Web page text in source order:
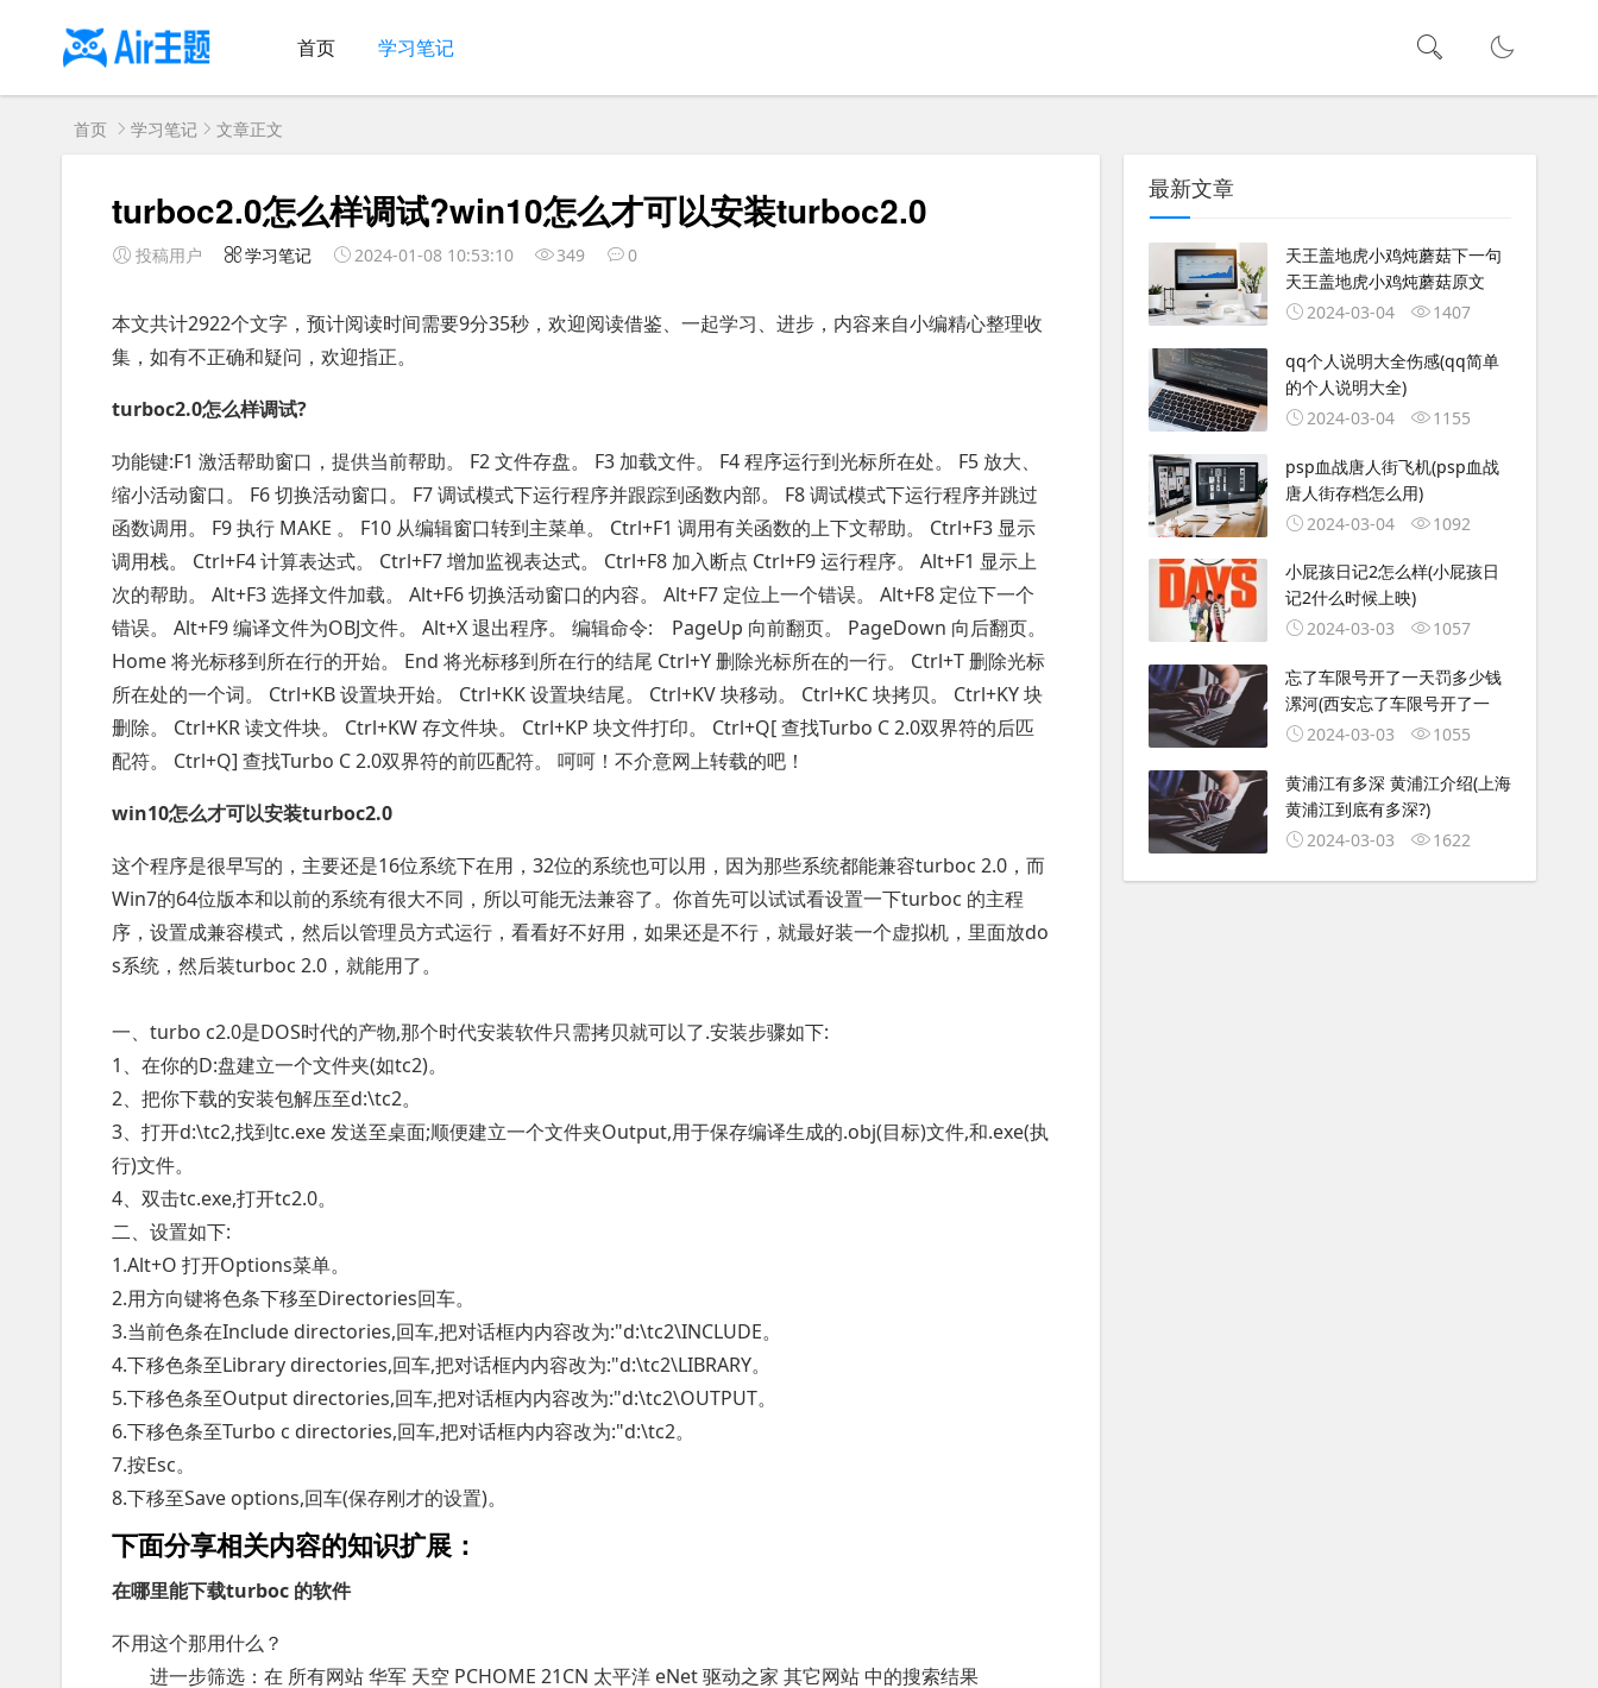
首页 学习笔记
首页 学习笔记 文章正文
turboc2.0怎么样调试?win10怎么才可以安装turboc2.0
投稿用户 学习笔记 2024-01-08 10:53:10 349 0
本文共计2922个文字，预计阅读时间需要9分35秒，欢迎阅读借鉴、一起学习、进步，内容来自小编精心整理收
集，如有不正确和疑问，欢迎指正。
turboc2.0怎么样调试?
功能键:F1 激活帮助窗口，提供当前帮助。 F2 文件存盘。 F3 加载文件。 F4 程序运行到光标所在处。 F5 放大、
缩小活动窗口。 F6 切换活动窗口。 F7 调试模式下运行程序并跟踪到函数内部。 F8 调试模式下运行程序并跳过
函数调用。 F9 执行 MAKE 。 F10 从编辑窗口转到主菜单。 Ctrl+F1 调用有关函数的上下文帮助。 Ctrl+F3 显示
调用栈。 Ctrl+F4 计算表达式。 Ctrl+F7 增加监视表达式。 Ctrl+F8 加入断点 Ctrl+F9 运行程序。 Alt+F1 显示上
次的帮助。 Alt+F3 选择文件加载。 Alt+F6 切换活动窗口的内容。 Alt+F7 定位上一个错误。 Alt+F8 定位下一个
错误。 Alt+F9 编译文件为OBJ文件。 Alt+X 退出程序。 编辑命令: PageUp 向前翻页。 PageDown 向后翻页。
Home 将光标移到所在行的开始。 End 将光标移到所在行的结尾 Ctrl+Y 删除光标所在的一行。 Ctrl+T 删除光标
所在处的一个词。 Ctrl+KB 设置块开始。 Ctrl+KK 设置块结尾。 Ctrl+KV 块移动。 Ctrl+KC 块拷贝。 Ctrl+KY 块
删除。 Ctrl+KR 读文件块。 Ctrl+KW 存文件块。 Ctrl+KP 块文件打印。 Ctrl+Q[ 查找Turbo C 2.0双界符的后匹
配符。 Ctrl+Q] 查找Turbo C 2.0双界符的前匹配符。 呵呵！不介意网上转载的吧！
win10怎么才可以安装turboc2.0
这个程序是很早写的，主要还是16位系统下在用，32位的系统也可以用，因为那些系统都能兼容turboc 2.0，而
Win7的64位版本和以前的系统有很大不同，所以可能无法兼容了。你首先可以试试看设置一下turboc 的主程
序，设置成兼容模式，然后以管理员方式运行，看看好不好用，如果还是不行，就最好装一个虚拟机，里面放do
s系统，然后装turboc 2.0，就能用了。
一、turbo c2.0是DOS时代的产物,那个时代安装软件只需拷贝就可以了.安装步骤如下:
1、在你的D:盘建立一个文件夹(如tc2)。
2、把你下载的安装包解压至d:\tc2。
3、打开d:\tc2,找到tc.exe 发送至桌面;顺便建立一个文件夹Output,用于保存编译生成的.obj(目标)文件,和.exe(执
行)文件。
4、双击tc.exe,打开tc2.0。
二、设置如下:
1.Alt+O 打开Options菜单。
2.用方向键将色条下移至Directories回车。
3.当前色条在Include directories,回车,把对话框内内容改为:"d:\tc2\INCLUDE。
4.下移色条至Library directories,回车,把对话框内内容改为:"d:\tc2\LIBRARY。
5.下移色条至Output directories,回车,把对话框内内容改为:"d:\tc2\OUTPUT。
6.下移色条至Turbo c directories,回车,把对话框内内容改为:"d:\tc2。
7.按Esc。
8.下移至Save options,回车(保存刚才的设置)。
下面分享相关内容的知识扩展：
在哪里能下载turboc 的软件
不用这个那用什么？
进一步筛选：在 所有网站 华军 天空 PCHOME 21CN 太平洋 eNet 驱动之家 其它网站 中的搜索结果
最新文章
天王盖地虎小鸡炖蘑菇下一句
天王盖地虎小鸡炖蘑菇原文
2024-03-04
1407
qq个人说明大全伤感(qq简单
的个人说明大全)
2024-03-04
1155
psp血战唐人街飞机(psp血战
唐人街存档怎么用)
2024-03-04
1092
小屁孩日记2怎么样(小屁孩日
记2什么时候上映)
2024-03-03
1057
忘了车限号开了一天罚多少钱
漯河(西安忘了车限号开了一
2024-03-03
1055
黄浦江有多深 黄浦江介绍(上海
黄浦江到底有多深?)
2024-03-03
1622